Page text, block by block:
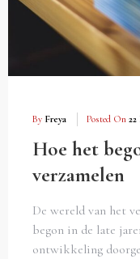
By Freya Posted On 22
Hoe het
verzamelen
De wereld van het
begon in de late
ontwikkeling